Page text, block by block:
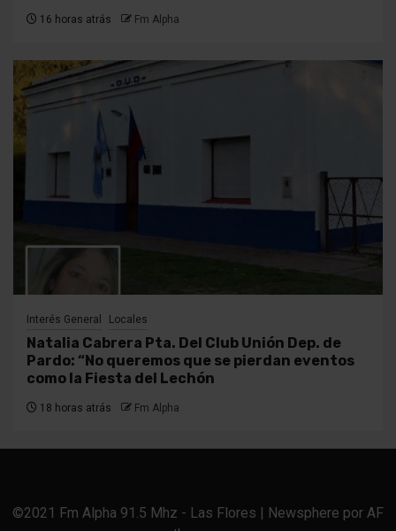
16 horas atrás Fm Alpha
Interés General Locales
Natalia Cabrera Pta. Del Club Unión Dep. de
Pardo: “No queremos que se pierdan eventos
como la Fiesta del Lechón
18 horas atrás Fm Alpha
©2021 Fm Alpha 91.5 Mhz - Las Flores Newsphere por AF